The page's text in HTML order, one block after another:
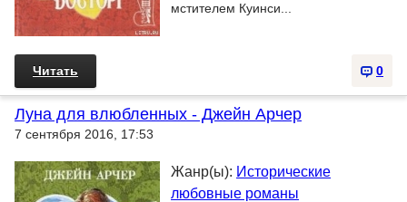
мстителем Куинси...
0
Читать
Луна для влюбленных - Джейн Арчер
7 сентября 2016, 17:53
Жанр(ы): Исторические
любовные романы